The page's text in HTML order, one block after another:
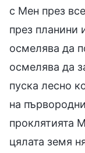
с Мен през
през планини
осмелява да
осмелява да
пуска лесно
на
проклятията
цялата земя